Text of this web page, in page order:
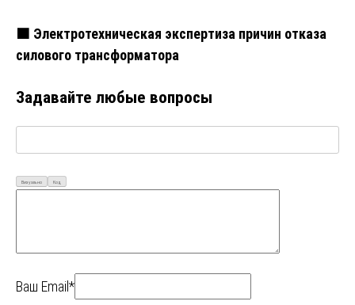
🟧 Электротехническая экспертиза причин отказа
силового трансформатора
Задавайте любые вопросы
Визуально Код
Ваш Email*